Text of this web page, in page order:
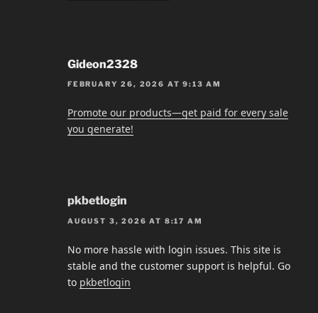
Gideon2328
FEBRUARY 26, 2026 AT 9:13 AM
Promote our products—get paid for every sale
you generate!
pkbetlogin
AUGUST 3, 2026 AT 8:17 AM
No more hassle with login issues. This site is
stable and the customer support is helpful. Go
to pkbetlogin